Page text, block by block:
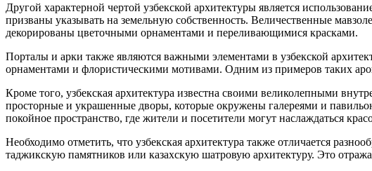
Другой характерной чертой узбекской архитектуры является
призваны указывать на земельную собственность. Величественные
декорированы цветочными орнаментами и переливающимися красками.
Порталы и арки также являются важными элементами в узбекской
орнаментами и флористическими мотивами. Одним из примеров таких
Кроме того, узбекская архитектура известна своими великолепными
просторные и украшенные дворы, которые окружены галереями и
покойное пространство, где жители и посетители могут наслаждаться
Необходимо отметить, что узбекская архитектура также отличается
таджикскую памятников или казахскую шатровую архитектуру. Это